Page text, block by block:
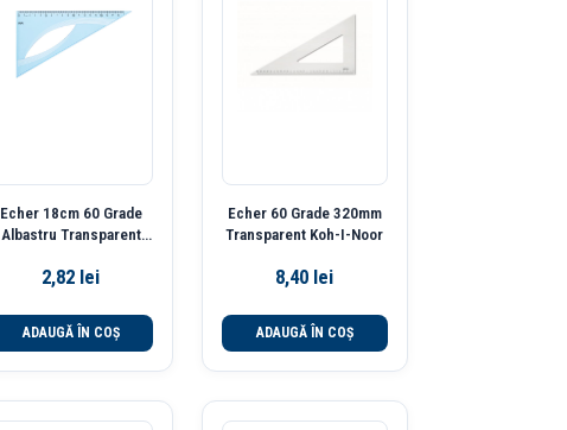
Echer 18cm 60 Grade
Albastru Transparent
2,82 lei
ADAUGĂ ÎN COȘ
Echer 60 Grade 320mm
Transparent Koh-I-Noor
8,40 lei
ADAUGĂ ÎN COȘ